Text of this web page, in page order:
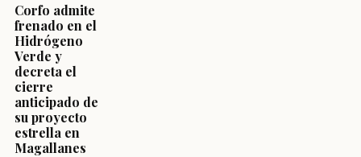
Corfo admite
frenado en el
Hidrógeno
Verde y
decreta el
cierre
anticipado de
su proyecto
estrella en
Magallanes